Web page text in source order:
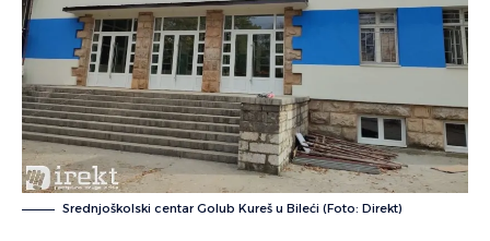
Srednjoškolski centar Golub Kureš u Bileći (Foto: Direkt)